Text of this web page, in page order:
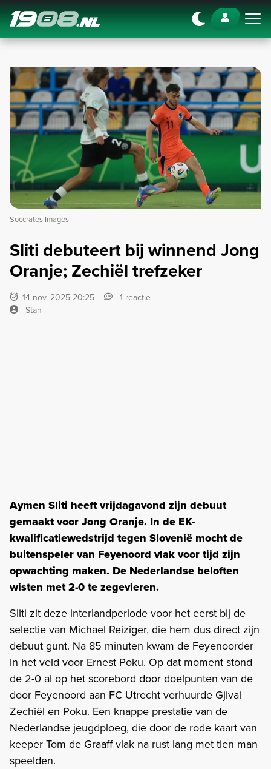
Navigation
Soccrates Images
Sliti debuteert bij winnend Jong
Oranje; Zechiël trefzeker
14 nov. 2025 20:25
1 reactie
Stan
Aymen Sliti heeft vrijdagavond zijn debuut
gemaakt voor Jong Oranje. In de EK-
kwalificatiewedstrijd tegen Slovenië mocht de
buitenspeler van Feyenoord vlak voor tijd zijn
opwachting maken. De Nederlandse beloften
wisten met 2-0 te zegevieren.
Sliti zit deze interlandperiode voor het eerst bij de
selectie van Michael Reiziger, die hem dus direct zijn
debuut gunt. Na 85 minuten kwam de Feyenoorder
in het veld voor Ernest Poku. Op dat moment stond
de 2-0 al op het scorebord door doelpunten van de
door Feyenoord aan FC Utrecht verhuurde Gjivai
Zechiël en Poku. Een knappe prestatie van de
Nederlandse jeugdploeg, die door de rode kaart van
keeper Tom de Graaff vlak na rust lang met tien man
speelden.